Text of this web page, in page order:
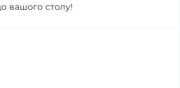
вашого столу!